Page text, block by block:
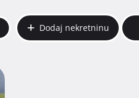
Dodaj nekretninu